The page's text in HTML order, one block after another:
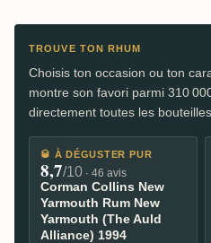
TROUVE TON RHUM
Choisis ton occasion ou ton
montre son favori parmi 310
directement toutes les
🥃 À DÉGUSTER PUR
8,7/10 · 46 avis
Corman Collins New
Yarmouth Rum New
Yarmouth (The Auld
Alliance) 1994